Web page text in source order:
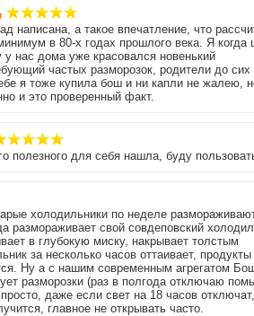
написана, а такое впечатление, что
в 80-х годах прошлого века. Я когда
у нас дома уже красовался новенький
частых разморозок, родители до сих
я тоже купила бош и ни капли не жалею,
и это проверенный факт.
полезного для себя нашла, буду
холодильники по неделе
размораживает свой совдеповский
в глубокую миску, накрывает толстым
за несколько часов оттаивает,
Ну а с нашим современным агрегатом
разморозки (раз в полгода отключаю
даже если свет на 18 часов
главное не открывать часто.